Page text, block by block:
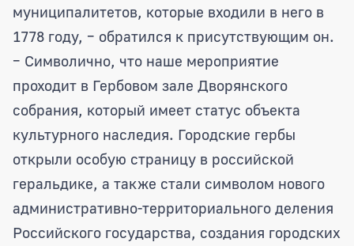
муниципалитетов, которые входили в него в
1778 году, – обратился к присутствующим он.
– Символично, что наше мероприятие
проходит в Гербовом зале Дворянского
собрания, который имеет статус объекта
культурного наследия. Городские гербы
открыли особую страницу в российской
геральдике, а также стали символом нового
административно-территориального деления
Российского государства, создания городских